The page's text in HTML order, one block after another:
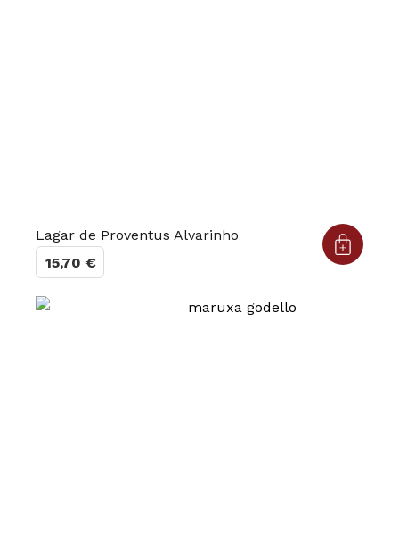
Lagar de Proventus Alvarinho
15,70€